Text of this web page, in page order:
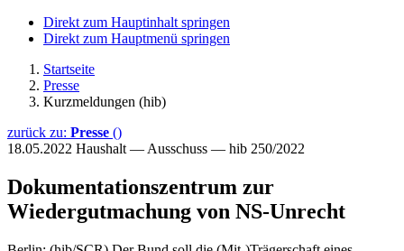
Direkt zum Hauptinhalt springen
Direkt zum Hauptmenü springen
Startseite
Presse
Kurzmeldungen (hib)
zurück zu: Presse ()
18.05.2022 Haushalt — Ausschuss — hib 250/2022
Dokumentationszentrum zur
Wiedergutmachung von NS-Unrecht